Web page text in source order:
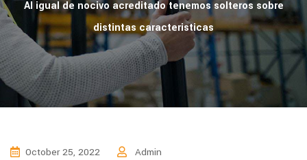
Al igual de nocivo acreditado tenemos solteros sobre
distintas caracteristicas
October 25, 2022 Admin